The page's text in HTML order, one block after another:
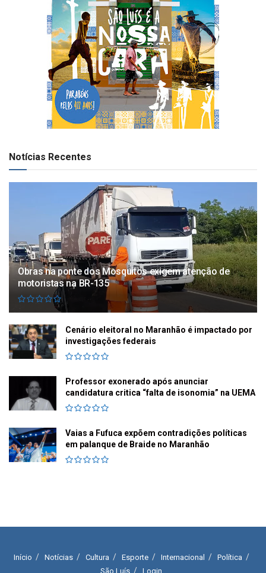
Notícias Recentes
Obras na ponte dos Mosquitos exigem atenção de
motoristas na BR-135
Cenário eleitoral no Maranhão é impactado por
investigações federais
Professor exonerado após anunciar
candidatura critica “falta de isonomia” na UEMA
Vaias a Fufuca expõem contradições políticas
em palanque de Braide no Maranhão
Início Notícias Cultura Esporte Internacional
Política
São Luís
Login